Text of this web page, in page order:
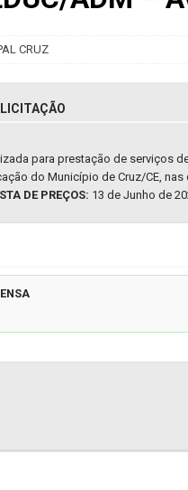
CRUZ
para prestação de serviços
do Município de Cruz/CE,
DE PREÇOS: 13 de Junho de